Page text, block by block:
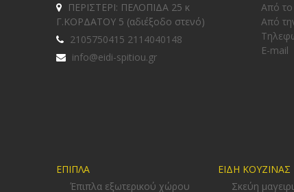
ΠΕΡΙΣΤΕΡΙ: ΠΕΛΟΠΙΔΑ 25 κ
Γ.ΚΟΡΔΑΤΟΥ 5 (αδιέξοδο στενό)
2105750415 2114040148
info@eidi-spitiou.gr
Από το
Από
E-mail
ΕΠΙΠΛΑ
Έπιπλα εξωτερικού χώρου
ΕΙΔΗ ΚΟΥΖΙΝΑΣ
Σκεύη